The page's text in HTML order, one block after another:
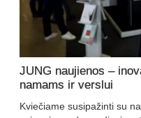
JUNG naujienos –
namams ir verslui
Kviečiame susipažinti su